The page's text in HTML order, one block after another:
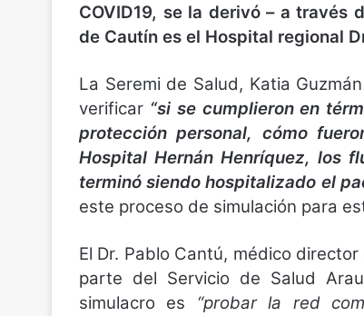
COVID19, se la derivó – a
de Cautín es el Hospital regional
La Seremi de Salud, Katia
verificar “si se cumplieron en
protección personal, cómo
Hospital Hernán Henríquez, los
terminó siendo hospitalizado el
este proceso de simulación para
El Dr. Pablo Cantú, médico
parte del Servicio de Salud
simulacro es “probar la red